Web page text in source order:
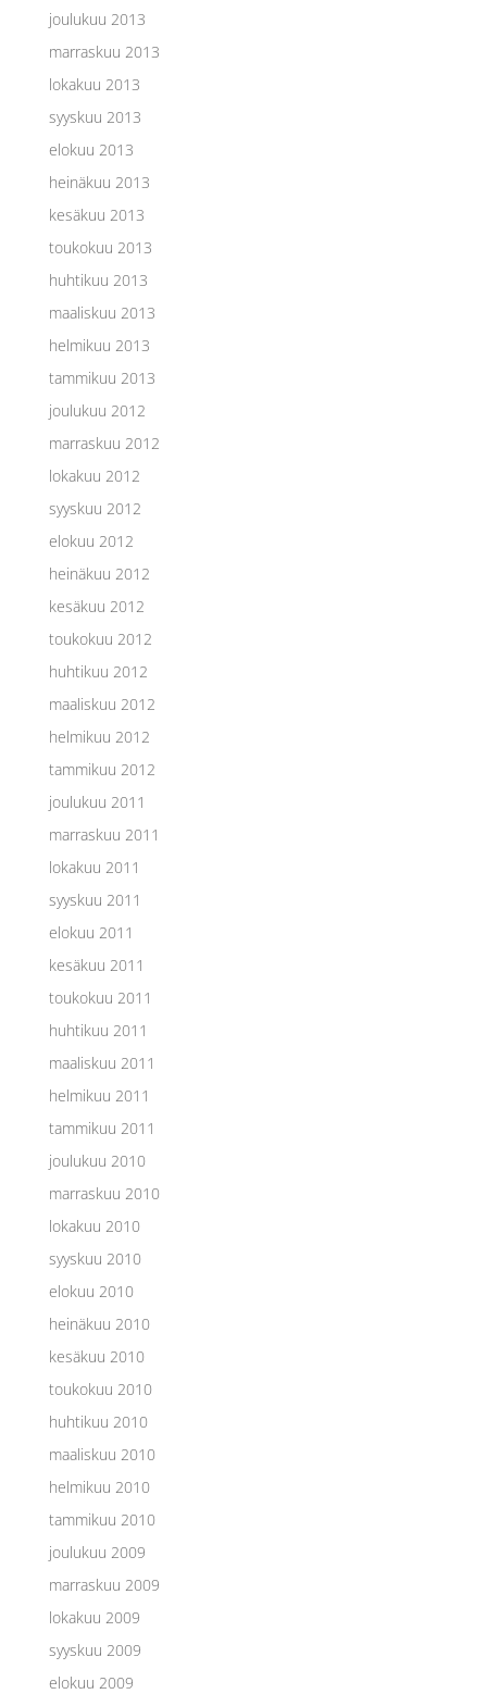
joulukuu 2013
marraskuu 2013
lokakuu 2013
syyskuu 2013
elokuu 2013
heinäkuu 2013
kesäkuu 2013
toukokuu 2013
huhtikuu 2013
maaliskuu 2013
helmikuu 2013
tammikuu 2013
joulukuu 2012
marraskuu 2012
lokakuu 2012
syyskuu 2012
elokuu 2012
heinäkuu 2012
kesäkuu 2012
toukokuu 2012
huhtikuu 2012
maaliskuu 2012
helmikuu 2012
tammikuu 2012
joulukuu 2011
marraskuu 2011
lokakuu 2011
syyskuu 2011
elokuu 2011
kesäkuu 2011
toukokuu 2011
huhtikuu 2011
maaliskuu 2011
helmikuu 2011
tammikuu 2011
joulukuu 2010
marraskuu 2010
lokakuu 2010
syyskuu 2010
elokuu 2010
heinäkuu 2010
kesäkuu 2010
toukokuu 2010
huhtikuu 2010
maaliskuu 2010
helmikuu 2010
tammikuu 2010
joulukuu 2009
marraskuu 2009
lokakuu 2009
syyskuu 2009
elokuu 2009